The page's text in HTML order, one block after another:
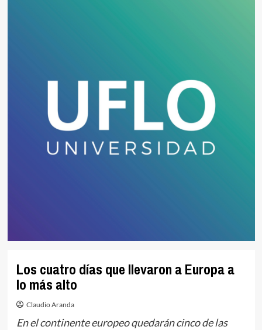
Los cuatro días que llevaron a Europa a
lo más alto
Claudio Aranda
En el continente europeo quedarán cinco de las